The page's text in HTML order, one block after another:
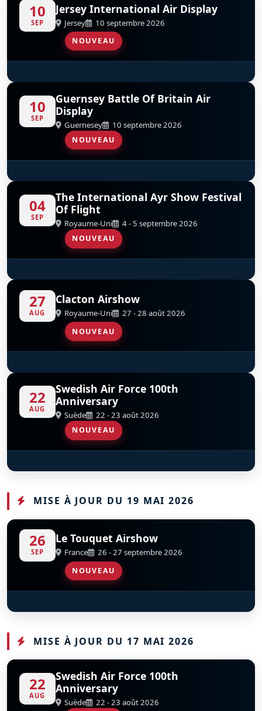
10
SEP
Jersey International Air Display
Jersey 10 septembre 2026
NOUVEAU
D
Red Arrows
10
SEP
Guernsey Battle Of Britain Air
Display
Guernesey 10 septembre 2026
NOUVEAU
D
Red Arrows
04
SEP
The International Ayr Show Festival
Of Flight
Royaume-Uni 4 - 5 septembre 2026
NOUVEAU
D
Red Arrows
27
AUG
Clacton Airshow
Royaume-Uni 27 - 28 août 2026
NOUVEAU
D
Red Arrows
22
AUG
Swedish Air Force 100th
Anniversary
Suède 22 - 23 août 2026
NOUVEAU
D
Red Arrows
MISE À JOUR DU 19 MAI 2026
26
SEP
Le Touquet Airshow
France 26 - 27 septembre 2026
NOUVEAU
D
Red Arrows
MISE À JOUR DU 17 MAI 2026
22
AUG
Swedish Air Force 100th
Anniversary
Suède 22 - 23 août 2026